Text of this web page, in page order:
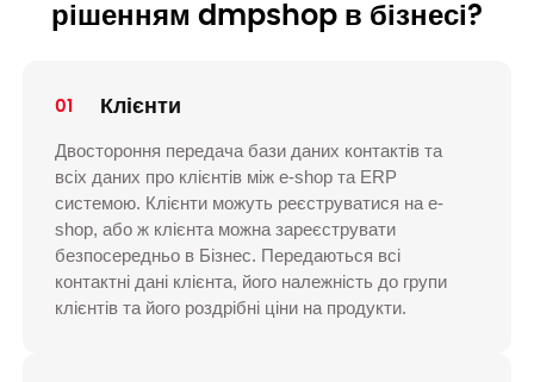
рішенням dmpshop в бізнесі?
01 Клієнти
Двостороння передача бази даних контактів та
всіх даних про клієнтів між e-shop та ERP
системою. Клієнти можуть реєструватися на e-
shop, або ж клієнта можна зареєструвати
безпосередньо в Бiзнес. Передаються всі
контактні дані клієнта, його належність до групи
клієнтів та його роздрібні ціни на продукти.